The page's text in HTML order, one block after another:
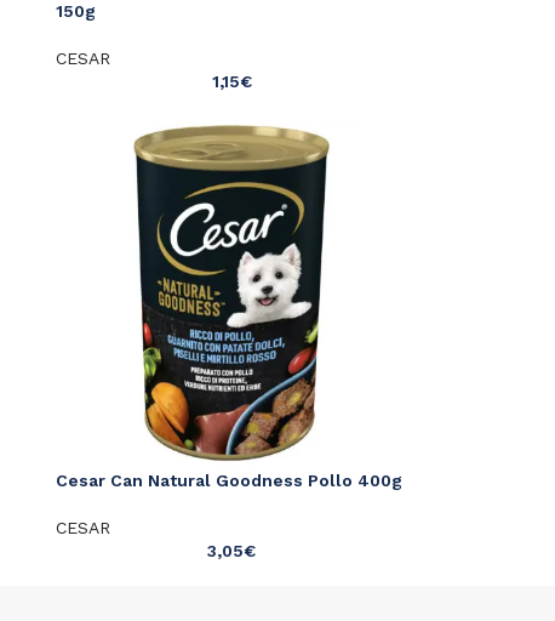
150g
CESAR
1,15€
Cesar Can Natural Goodness Pollo 400g
CESAR
3,05€